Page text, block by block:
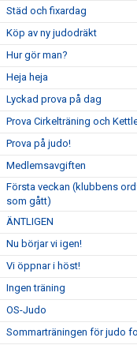
Städ och fixardag
Köp av ny judodräkt
Hur gör man?
Heja heja
Lyckad prova på dag
Prova Cirkelträning och
Prova på judo!
Medlemsavgiften
Första veckan (klubbens
som gått)
ÄNTLIGEN
Nu börjar vi igen!
Vi öppnar i höst!
Ingen träning
OS-Judo
Sommarträningen för judo